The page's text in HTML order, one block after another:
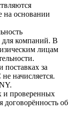
на основании
для компаний. В
лицам
поставках за
начисляется.
и проверенных
договорённость об